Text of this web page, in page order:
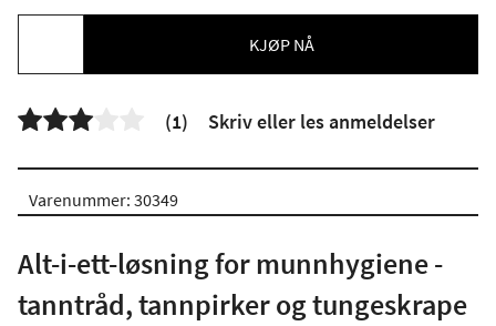
KJØP NÅ
 (1) Skriv eller les anmeldelser
Varenummer: 30349
Alt-i-ett-løsning for munnhygiene -
tanntråd, tannpirker og tungeskrape